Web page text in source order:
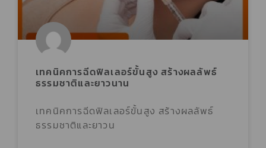
เทคนิคการฉีดฟิลเลอร์ขั้นสูง สร้างผลลัพธ์
ธรรมชาติและยาวนาน
เทคนิคการฉีดฟิลเลอร์ขั้นสูง สร้างผลลัพธ์
ธรรมชาติและยาวน